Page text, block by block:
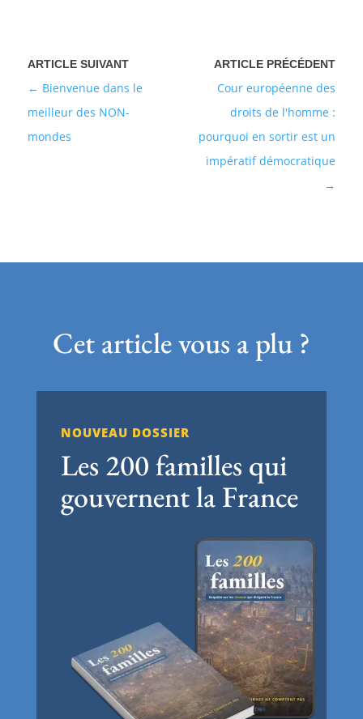
Cour européenne des
droits de l'homme :
pourquoi en sortir est un
impératif démocratique
Bienvenue dans le
meilleur des NON-
mondes
Cet article vous a plu ?
NOUVEAU DOSSIER
Les 200 familles qui
gouvernent la France